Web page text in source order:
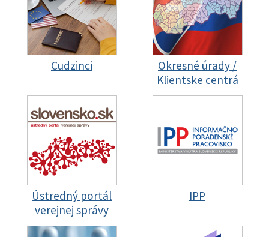
Cudzinci
Okresné úrady /
Klientske centrá
Ústredný portál
verejnej správy
IPP